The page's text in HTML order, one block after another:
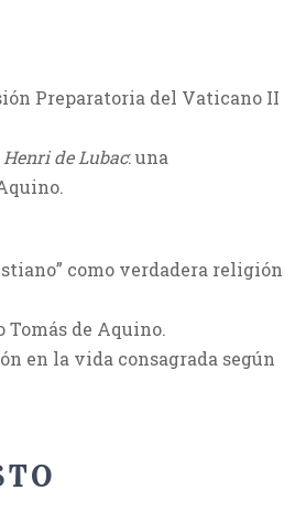
Preparatoria del Vaticano II
de Lubac: una
como verdadera religión
de Aquino.
en la vida consagrada según